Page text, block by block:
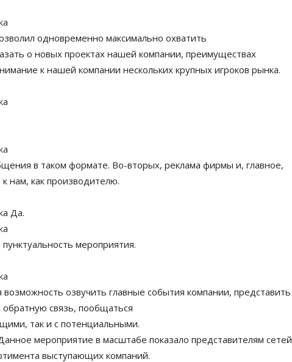
одновременно максимально охватить
о новых проектах нашей компании, преимуществах
к нашей компании нескольких крупных игроков рынка.
в таком формате. Во-вторых, реклама фирмы и, главное,
нам, как производителю.
Да.
мероприятия.
озвучить главные события компании, представить
связь, пообщаться
так и с потенциальными.
мероприятие в масштабе показало представителям сетей
выступающих компаний.